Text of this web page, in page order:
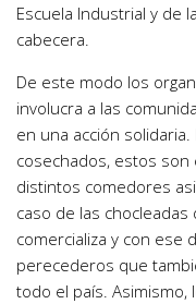
Escuela Industrial y de
cabecera.
De este modo los
involucra a las
en una acción
cosechados, estos
distintos comedores
caso de las
comercializa y con ese
perecederos que
todo el país. Asimismo,